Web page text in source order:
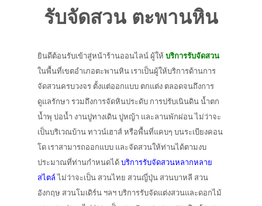
รับจัดสวน ตะพานหิน
ยินดีต้อนรับเข้าสู่หน้าร้านออนไลน์ ผู้ให้บริการรับจัดสวน
ในพื้นที่เขตอำเภอตะพานหิน เราเป็นผู้ให้บริการด้านการ
จัดสวนครบวงจร ตั้งแต่ออกแบบ ตกแต่ง ตลอดจนถึงการ
ดูแลรักษา รวมถึงการจัดหินประดับ การปรับเนินดิน น้ำตก
น้ำพุ บ่อน้ำ งานปูทางเดิน ปูหญ้า และลานพักผ่อน ไม่ว่าจะ
เป็นบริเวณบ้าน ทาวน์เฮาส์ หรือพื้นที่แคบๆ บนระเบียงคอน
โด เราสามารถออกแบบ และจัดสวนให้ท่านได้ตามงบ
ประมาณที่ท่านกำหนดได้บริการรับจัดสวนหลากหลาย
สไตล์ไม่ว่าจะเป็น สวนไทย สวนญี่ปุ่น สวนบาหลี สวน
อังกฤษ สวนโมเดิร์น ฯลฯ บริการรับจัดแต่งสวนและดอกไม้